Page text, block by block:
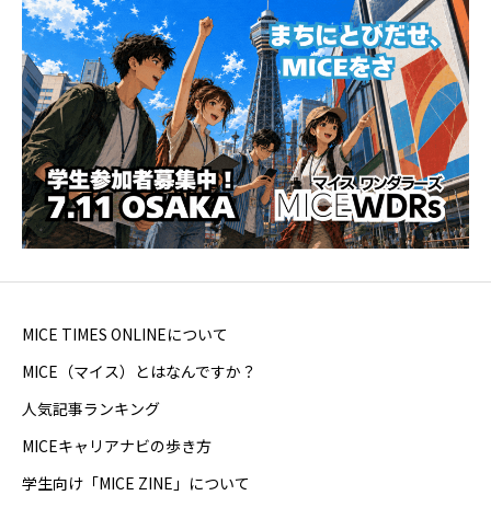
MICE TIMES ONLINEについて
MICE（マイス）とはなんですか？
人気記事ランキング
MICEキャリアナビの歩き方
学生向け「MICE ZINE」について